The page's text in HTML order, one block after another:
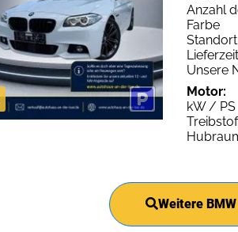
Anzahl
Farbe
Standort
Lieferzeit
Unsere
Motor:
kW / PS
Weitere